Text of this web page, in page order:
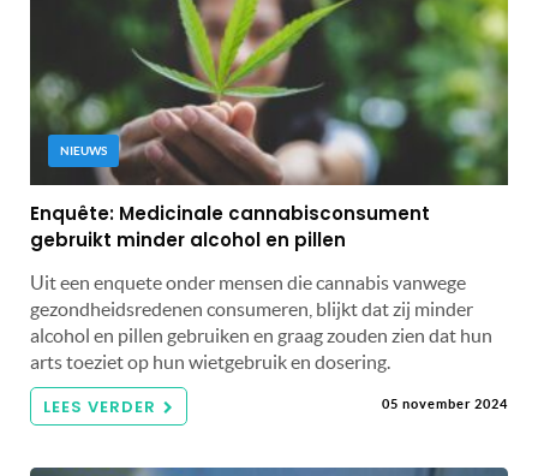
NIEUWS
Enquête: Medicinale cannabisconsument
gebruikt minder alcohol en pillen
Uit een enquete onder mensen die cannabis vanwege
gezondheidsredenen consumeren, blijkt dat zij minder
alcohol en pillen gebruiken en graag zouden zien dat hun
arts toeziet op hun wietgebruik en dosering.
LEES VERDER 05 november 2024